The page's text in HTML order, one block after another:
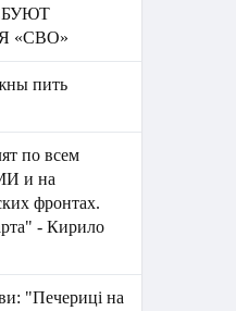
«СВО»
пить
по всем
и на
фронтах.
- Кирило
"Печериці на